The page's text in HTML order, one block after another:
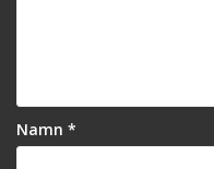
Namn *